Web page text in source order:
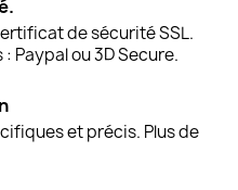
de sécurité SSL.
Paypal ou 3D Secure.
et précis. Plus de